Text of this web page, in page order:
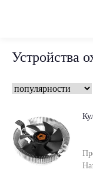
Устройства